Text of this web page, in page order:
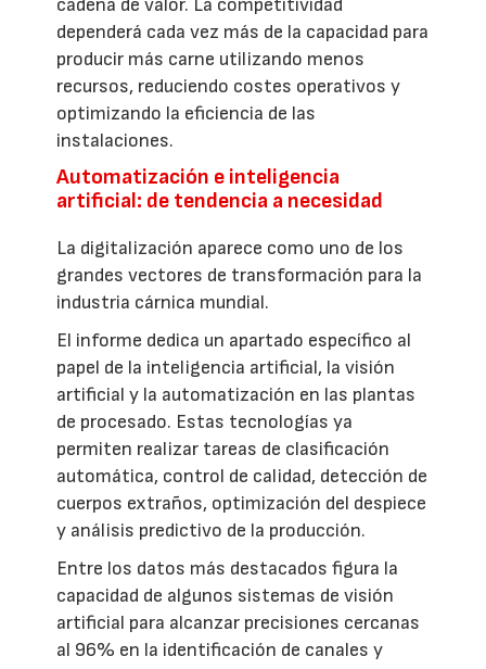
cadena de valor. La competitividad
dependerá cada vez más de la capacidad para
producir más carne utilizando menos
recursos, reduciendo costes operativos y
optimizando la eficiencia de las
instalaciones.
Automatización e inteligencia
artificial: de tendencia a necesidad
La digitalización aparece como uno de los
grandes vectores de transformación para la
industria cárnica mundial.
El informe dedica un apartado específico al
papel de la inteligencia artificial, la visión
artificial y la automatización en las plantas
de procesado. Estas tecnologías ya
permiten realizar tareas de clasificación
automática, control de calidad, detección de
cuerpos extraños, optimización del despiece
y análisis predictivo de la producción.
Entre los datos más destacados figura la
capacidad de algunos sistemas de visión
artificial para alcanzar precisiones cercanas
al 96% en la identificación de canales y